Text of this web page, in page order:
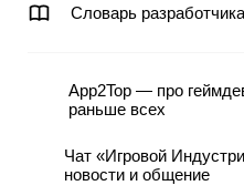
Словарь разработчика
App2Top — про
раньше всех
Чат «Игровой
новости и общение